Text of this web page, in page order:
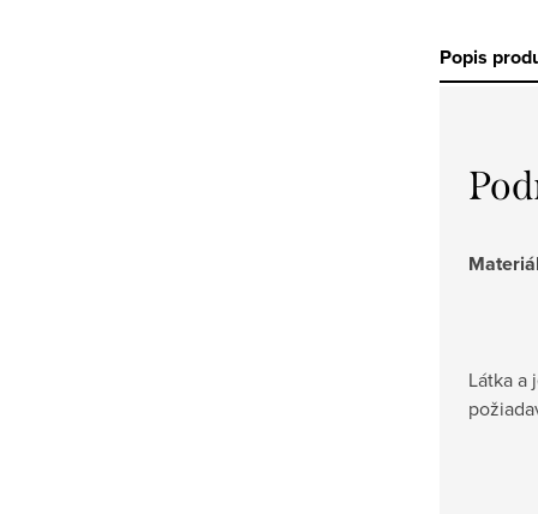
Popis
Látka a